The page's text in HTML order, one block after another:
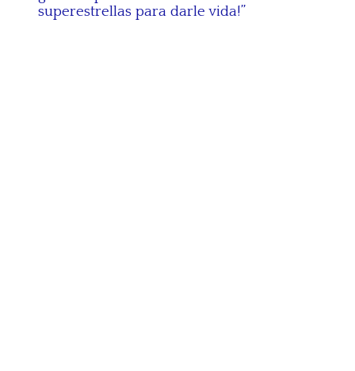
superestrellas para darle vida!”